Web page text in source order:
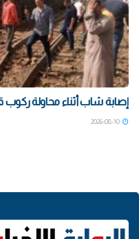
إصابة شاب أثناء محاولة